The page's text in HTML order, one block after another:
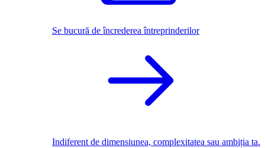
Se bucură de încrederea întreprinderilor
Indiferent de dimensiunea, complexitatea sau ambiția ta.